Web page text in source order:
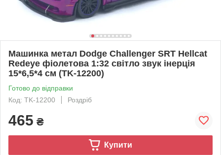
Машинка метал Dodge Challenger SRT Hellcat
Redeye фіолетова 1:32 світло звук інерція
15*6,5*4 см (TK-12200)
Готово до відправки
Код: TK-12200
Роздріб
465 ₴
Купити